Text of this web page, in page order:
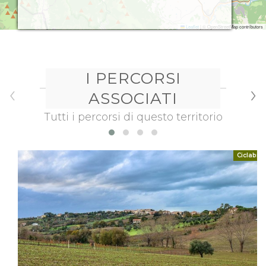
Leaflet © OpenStreetMap contributors
I PERCORSI
ASSOCIATI
Tutti i percorsi di questo territorio
Ciclabili
‹ ›